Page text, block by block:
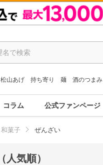
松山あげ 持ち寄り 麺 酒のつまみ
コラム 公式ファンページ
和菓子 ぜんざい
気順）